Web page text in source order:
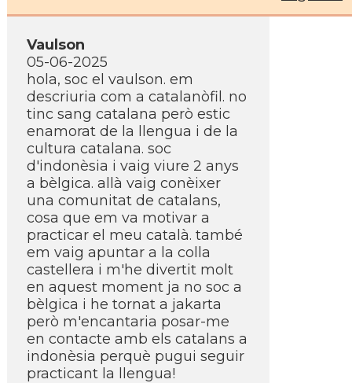
Vaulson
05-06-2025
hola, soc el vaulson. em
descriuria com a catalanòfil. no
tinc sang catalana però estic
enamorat de la llengua i de la
cultura catalana. soc
d'indonèsia i vaig viure 2 anys
a bèlgica. allà vaig conèixer
una comunitat de catalans,
cosa que em va motivar a
practicar el meu català. també
em vaig apuntar a la colla
castellera i m'he divertit molt
en aquest moment ja no soc a
bèlgica i he tornat a jakarta
però m'encantaria posar-me
en contacte amb els catalans a
indonèsia perquè pugui seguir
practicant la llengua!